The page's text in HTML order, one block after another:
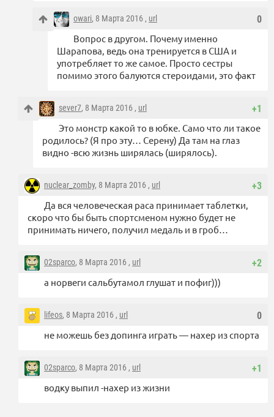
0
owari, 8 Марта 2016 , url
Вопрос в другом. Почему именно
Шарапова, ведь она тренируется в США и
употребляет то же самое. Просто сестры
помимо этого балуются стероидами, это факт
+1
sever7, 8 Марта 2016 , url
Это монстр какой то в юбке. Само что ли такое
родилось? (Я про эту… Серену) Да там на глаз
видно -всю жизнь ширялась (ширялось).
+3
nuclear_zomby, 8 Марта 2016 , url
Да вся человеческая раса принимает таблетки,
скоро что бы быть спортсменом нужно будет не
принимать ничего, получил медаль и в гроб…
+2
02sparco, 8 Марта 2016 , url
а норвеги сальбутамол глушат и пофиг)))
0
lifeos, 8 Марта 2016 , url
не можешь без допинга играть — нахер из спорта
+1
02sparco, 8 Марта 2016 , url
водку выпил -нахер из жизни